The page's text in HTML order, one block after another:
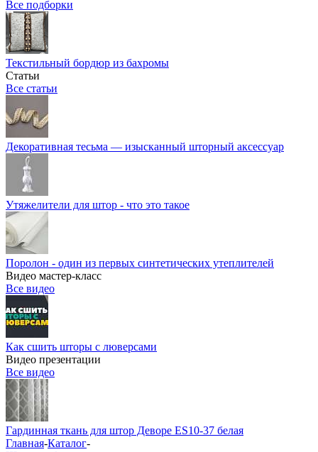
Все подборки
Текстильный бордюр из бахромы
Статьи
Все статьи
Декоративная тесьма — изысканный шторный аксессуар
Утяжелители для штор - что это такое
Поролон - один из первых синтетических утеплителей
Видео мастер-класс
Все видео
Как сшить шторы с люверсами
Видео презентации
Все видео
Гардинная ткань для штор Деворе ES10-37 белая
Главная-Каталог-